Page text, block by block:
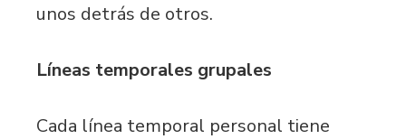
unos detrás de otros.
Líneas temporales grupales
Cada línea temporal personal tiene